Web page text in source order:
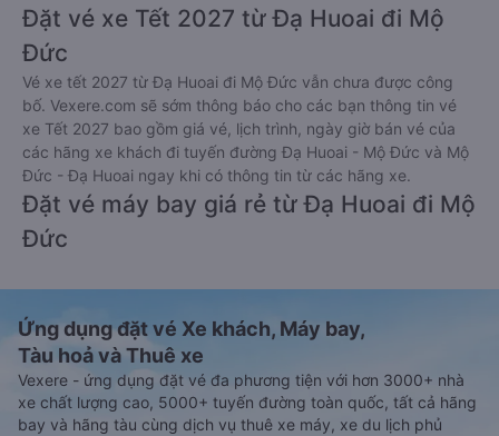
Đặt vé xe Tết 2027 từ Đạ Huoai đi Mộ
Đức
Vé xe tết 2027 từ Đạ Huoai đi Mộ Đức vẫn chưa được công
bố. Vexere.com sẽ sớm thông báo cho các bạn thông tin vé
xe Tết 2027 bao gồm giá vé, lịch trình, ngày giờ bán vé của
các hãng xe khách đi tuyến đường Đạ Huoai - Mộ Đức và Mộ
Đức - Đạ Huoai ngay khi có thông tin từ các hãng xe.
Đặt vé máy bay giá rẻ từ Đạ Huoai đi Mộ
Đức
Ứng dụng đặt vé Xe khách, Máy bay,
Tàu hoả và Thuê xe
Vexere - ứng dụng đặt vé đa phương tiện với hơn 3000+ nhà
xe chất lượng cao, 5000+ tuyến đường toàn quốc, tất cả hãng
bay và hãng tàu cùng dịch vụ thuê xe máy, xe du lịch phủ